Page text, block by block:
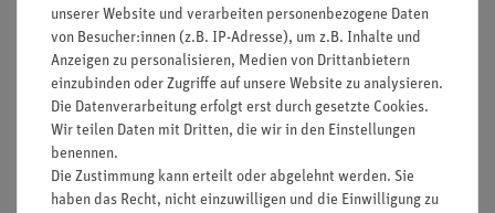
Media / Downloads
Versandkostenfrei ab 300,- €
unserer Website und verarbeiten personenbezogene Daten
von Besucher:innen (z.B. IP-Adresse), um z.B. Inhalte und
Anzeigen zu personalisieren, Medien von Drittanbietern
einzubinden oder Zugriffe auf unsere Website zu analysieren.
Die Datenverarbeitung erfolgt erst durch gesetzte Cookies.
Wir teilen Daten mit Dritten, die wir in den Einstellungen
benennen.
Die Zustimmung kann erteilt oder abgelehnt werden. Sie
haben das Recht, nicht einzuwilligen und die Einwilligung zu